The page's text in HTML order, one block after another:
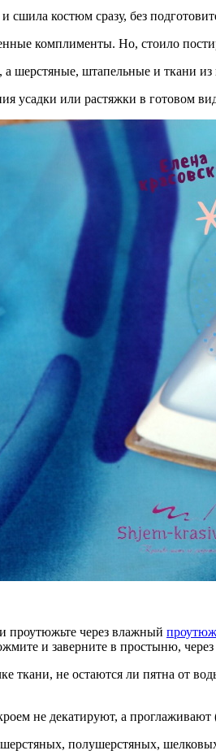
сшила костюм сразу, без
комплименты. Но, стоило
шерстяные, штапельные и ткани из
усадки или растяжки в готовом
проутюжьте через влажный
и заверните в простыню,
ткани, не остаются ли пятна от
не декатируют, а
полушерстяных,